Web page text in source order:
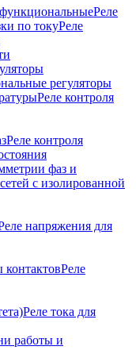
Реле
по токуРеле
регуляторы
Реле контроля
Реле контроля
фаз и
с изолированной
напряжения для
Реле
Реле тока для
работы и